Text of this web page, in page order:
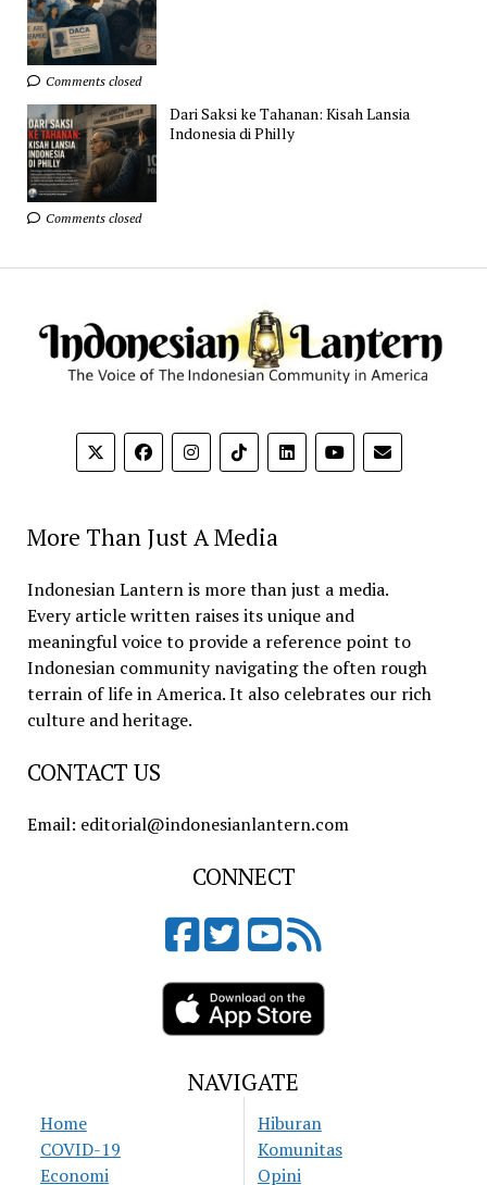
Comments closed
Dari Saksi ke Tahanan: Kisah Lansia
Indonesia di Philly
Comments closed
More Than Just A Media
Indonesian Lantern is more than just a media.
Every article written raises its unique and
meaningful voice to provide a reference point to
Indonesian community navigating the often rough
terrain of life in America. It also celebrates our rich
culture and heritage.
CONTACT US
Email: editorial@indonesianlantern.com
CONNECT
NAVIGATE
Home
COVID-19
Economi
Hiburan
Komunitas
Opini